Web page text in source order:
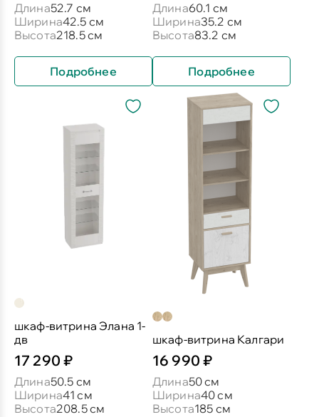
Длина52.7 см
Ширина42.5 см
Высота218.5 см
Подробнее
Длина60.1 см
Ширина35.2 см
Высота83.2 см
Подробнее
шкаф-витрина Элана 1-
дв
17 290 ₽
Длина50.5 см
Ширина41 см
Высота208.5 см
шкаф-витрина Калгари
16 990 ₽
Длина50 см
Ширина40 см
Высота185 см